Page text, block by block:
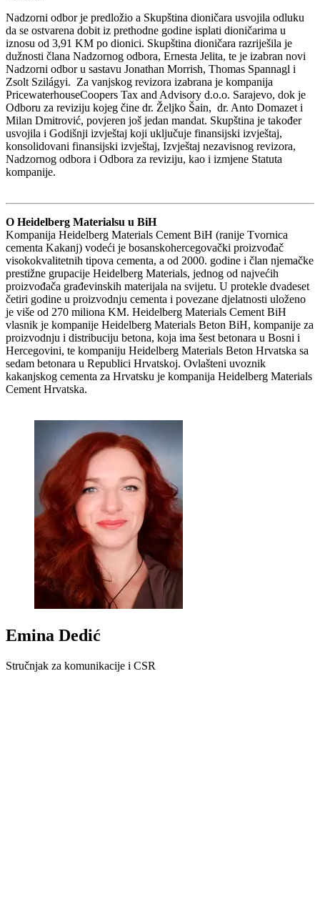
Nadzorni odbor je predložio a Skupština dioničara usvojila odluku
da se ostvarena dobit iz prethodne godine isplati dioničarima u
iznosu od 3,91 KM po dionici. Skupština dioničara razriješila je
dužnosti člana Nadzornog odbora, Ernesta Jelita, te je izabran novi
Nadzorni odbor u sastavu Jonathan Morrish, Thomas Spannagl i
Zsolt Szilágyi. Za vanjskog revizora izabrana je kompanija
PricewaterhouseCoopers Tax and Advisory d.o.o. Sarajevo, dok je
Odboru za reviziju kojeg čine dr. Željko Šain, dr. Anto Domazet i
Milan Dmitrović, povjeren još jedan mandat. Skupština je također
usvojila i Godišnji izvještaj koji uključuje finansijski izvještaj,
konsolidovani finansijski izvještaj, Izvještaj nezavisnog revizora,
Nadzornog odbora i Odbora za reviziju, kao i izmjene Statuta
kompanije.
O Heidelberg Materialsu u BiH
Kompanija Heidelberg Materials Cement BiH (ranije Tvornica
cementa Kakanj) vodeći je bosanskohercegovački proizvođač
visokokvalitetnih tipova cementa, a od 2000. godine i član njemačke
prestižne grupacije Heidelberg Materials, jednog od najvećih
proizvođača građevinskih materijala na svijetu. U protekle dvadeset
četiri godine u proizvodnju cementa i povezane djelatnosti uloženo
je više od 270 miliona KM. Heidelberg Materials Cement BiH
vlasnik je kompanije Heidelberg Materials Beton BiH, kompanije za
proizvodnju i distribuciju betona, koja ima šest betonara u Bosni i
Hercegovini, te kompaniju Heidelberg Materials Beton Hrvatska sa
sedam betonara u Republici Hrvatskoj. Ovlašteni uvoznik
kakanjskog cementa za Hrvatsku je kompanija Heidelberg Materials
Cement Hrvatska.
Emina Dedić
Stručnjak za komunikacije i CSR